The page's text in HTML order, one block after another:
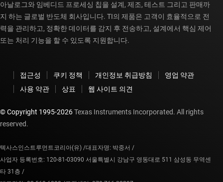
아날로그와 임베디드 프로세싱 칩을 설계, 제조, 테스트 그리고 판매까
지 하는 글로벌 반도체 회사입니다. TI의 제품은 고객이 효율적으로 전
력을 관리하고, 정확한 데이터를 감지 후 전송하고, 설계에서 핵심 제어
또는 처리 기능을 할 수 있도록 지원합니다.
접근성 쿠키 정책 개인정보 취급방침
영업 약관
사용 약관
상표 웹 사이트 의견
© Copyright 1995-2026Texas Instruments Incorporated. All rights
reserved.
텍사스인스트루먼트코리아(유) /대표자명: 박중서 /
사업자 등록번호: 120-81-03090 서울특별시 강남구 영동대로 511 삼성동 무역센
타 31층 /